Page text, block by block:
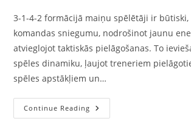
3-1-4-2 formācijā maiņu spēlētāji ir
komandas sniegumu, nodrošinot jaunu
atvieglojot taktiskās pielāgošanas. To
spēles dinamiku, ļaujot treneriem
spēles apstākļiem un…
Continue Reading Aizvietotāji
3-